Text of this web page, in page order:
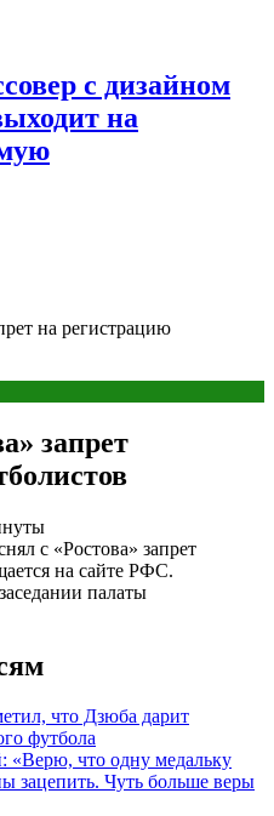
с дизайном
на
на регистрацию
запрет
с «Ростова» запрет
на сайте РФС.
палаты
что Дзюба дарит
футбола
что одну медальку
Чуть больше веры